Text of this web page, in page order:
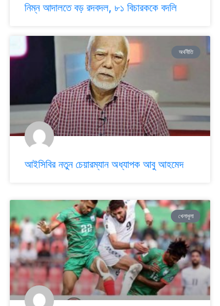
নিম্ন আদালতে বড় রদবদল, ৮১ বিচারককে বদলি
অর্থনীতি
আইসিবির নতুন চেয়ারম্যান অধ্যাপক আবু আহমেদ
খেলাধুলা